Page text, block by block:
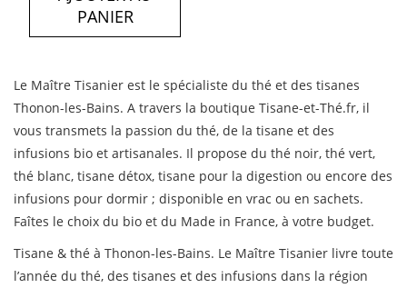
PANIER
Le Maître Tisanier est le spécialiste du thé et des tisanes
Thonon-les-Bains. A travers la boutique Tisane-et-Thé.fr, il
vous transmets la passion du thé, de la tisane et des
infusions bio et artisanales. Il propose du thé noir, thé vert,
thé blanc, tisane détox, tisane pour la digestion ou encore des
infusions pour dormir ; disponible en vrac ou en sachets.
Faîtes le choix du bio et du Made in France, à votre budget.
Tisane & thé à Thonon-les-Bains. Le Maître Tisanier livre toute
l’année du thé, des tisanes et des infusions dans la région